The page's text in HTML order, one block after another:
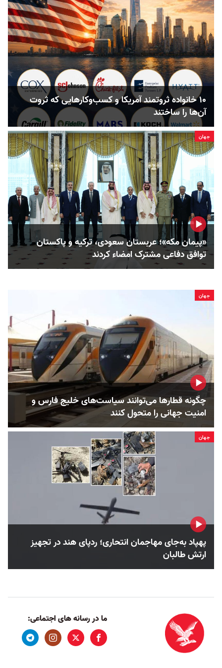
۱۰ خانواده ثروتمند آمریکا و کسب‌وکارهایی که ثروت
آن‌ها را ساختند
جهان
«پیمان مکه»؛ عربستان سعودی، ترکیه و پاکستان
توافق دفاعی مشترک امضاء کردند
جهان
چگونه قطارها می‌توانند سیاست‌های خلیج فارس و
امنیت جهانی را متحول کنند
جهان
پهپاد به‌جای مهاجمان انتحاری؛ ردپای هند در تجهیز
ارتش طالبان
ما در رسانه های اجتماعی: